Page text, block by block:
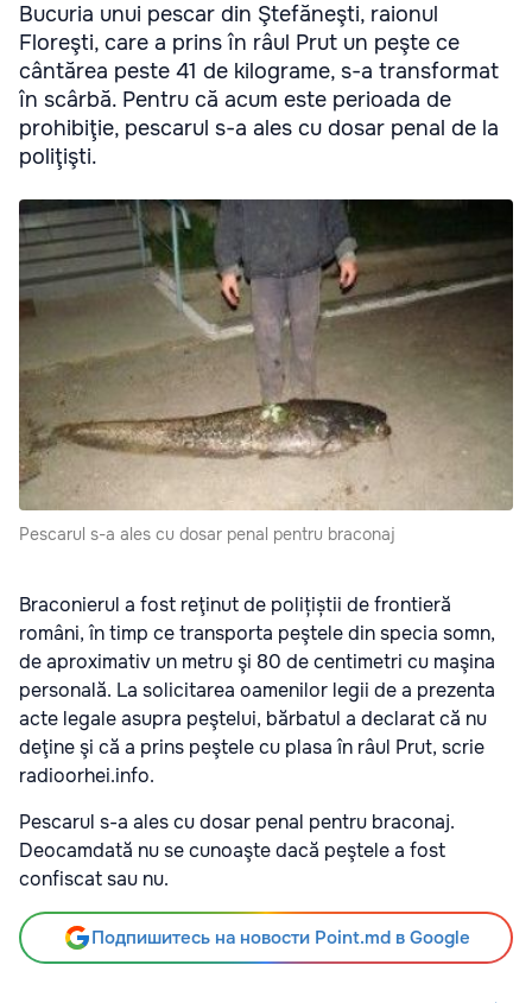
Bucuria unui pescar din Ştefăneşti, raionul
Floreşti, care a prins în râul Prut un peşte ce
cântărea peste 41 de kilograme, s-a transformat
în scârbă. Pentru că acum este perioada de
prohibiţie, pescarul s-a ales cu dosar penal de la
poliţişti.
Pescarul s-a ales cu dosar penal pentru braconaj
Braconierul a fost reţinut de polițiștii de frontieră
români, în timp ce transporta peştele din specia somn,
de aproximativ un metru şi 80 de centimetri cu maşina
personală. La solicitarea oamenilor legii de a prezenta
acte legale asupra peştelui, bărbatul a declarat că nu
deţine şi că a prins peştele cu plasa în râul Prut, scrie
radioorhei.info.
Pescarul s-a ales cu dosar penal pentru braconaj.
Deocamdată nu se cunoaşte dacă peştele a fost
confiscat sau nu.
Подпишитесь на новости Point.md в Google